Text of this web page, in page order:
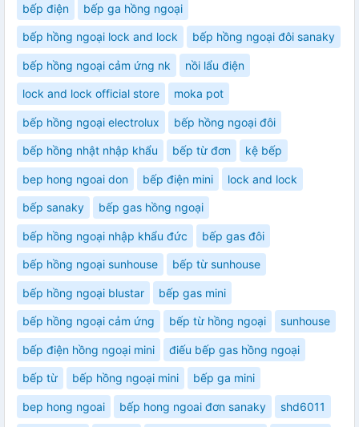
bếp điện bếp ga hồng ngoại
bếp hồng ngoại lock and lock bếp hồng ngoại đôi sanaky
bếp hồng ngoại cảm ứng nk nồi lẩu điện
lock and lock official store moka pot
bếp hồng ngoại electrolux bếp hồng ngoại đôi
bếp hồng nhật nhập khẩu bếp từ đơn kệ bếp
bep hong ngoai don bếp điện mini lock and lock
bếp sanaky bếp gas hồng ngoại
bếp hồng ngoại nhập khẩu đức bếp gas đôi
bếp hồng ngoại sunhouse bếp từ sunhouse
bếp hồng ngoại blustar bếp gas mini
bếp hồng ngoại cảm ứng bếp từ hồng ngoại sunhouse
bếp điện hồng ngoại mini điếu bếp gas hồng ngoại
bếp từ bếp hồng ngoại mini bếp ga mini
bep hong ngoai bếp hong ngoai đơn sanaky shd6011